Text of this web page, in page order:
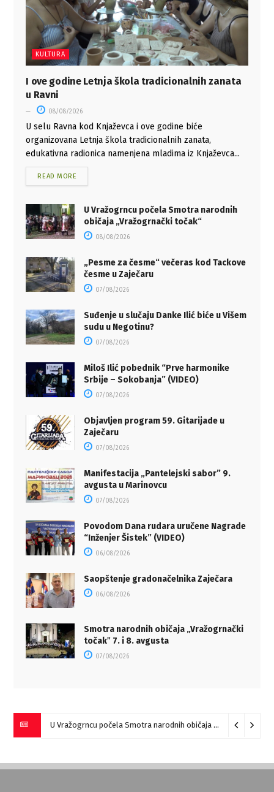
KULTURA
I ove godine Letnja škola tradicionalnih zanata
u Ravni
08/08/2026
U selu Ravna kod Knjaževca i ove godine biće
organizovana Letnja škola tradicionalnih zanata,
edukativna radionica namenjena mladima iz Knjaževca...
READ MORE
U Vražogrncu počela Smotra narodnih
običaja „Vražogrnački točak“
08/08/2026
„Pesme za česme“ večeras kod Tackove
česme u Zaječaru
07/08/2026
Suđenje u slučaju Danke Ilić biće u Višem
sudu u Negotinu?
07/08/2026
Miloš Ilić pobednik “Prve harmonike
Srbije – Sokobanja” (VIDEO)
07/08/2026
Objavljen program 59. Gitarijade u
Zaječaru
07/08/2026
Manifestacija „Pantelejski sabor” 9.
avgusta u Marinovcu
07/08/2026
Povodom Dana rudara uručene Nagrade
“Inženjer Šistek” (VIDEO)
06/08/2026
Saopštenje gradonačelnika Zaječara
06/08/2026
Smotra narodnih običaja „Vražogrnački
točakˮ 7. i 8. avgusta
07/08/2026
U Vražogrncu počela Smotra narodnih običaja „Vražogrnački točak“